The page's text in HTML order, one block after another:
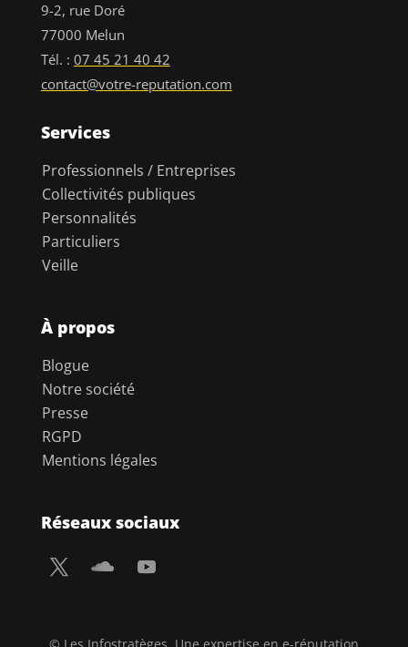
9-2, rue Doré
77000 Melun
Tél. : 07 45 21 40 42
contact@votre-reputation.com
Services
Professionnels / Entreprises
Collectivités publiques
Personnalités
Particuliers
Veille
À propos
Blogue
Notre société
Presse
RGPD
Mentions légales
Réseaux sociaux